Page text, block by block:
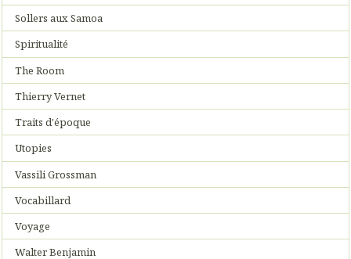
Sollers aux Samoa
Spiritualité
The Room
Thierry Vernet
Traits d'époque
Utopies
Vassili Grossman
Vocabillard
Voyage
Walter Benjamin